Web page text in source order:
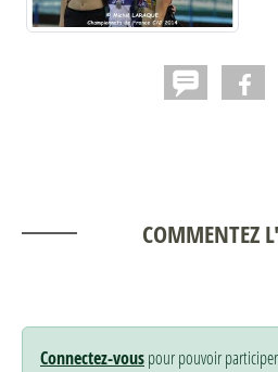
COMMENTEZ
Connectez-vouspour pouvoir